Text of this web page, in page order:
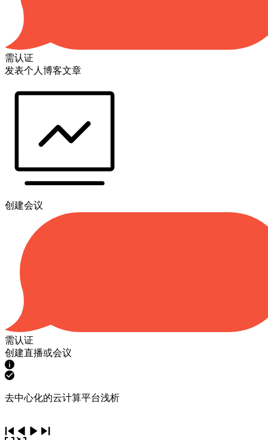
需认证
发表个人博客文章
创建会议
需认证
创建直播或会议
去中心化的云计算平台浅析